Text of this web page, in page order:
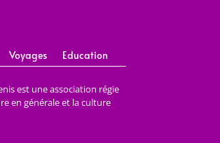
Voyages Education
est une association régie
en générale et la culture